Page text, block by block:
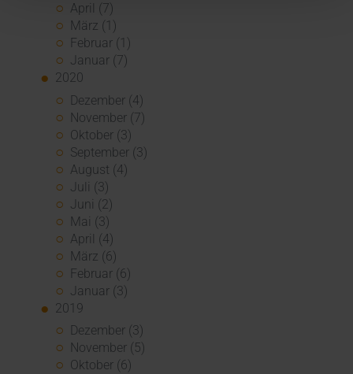
April (7)
März (1)
Februar (1)
Januar (7)
2020
Dezember (4)
November (7)
Oktober (3)
September (3)
August (4)
Juli (3)
Juni (2)
Mai (3)
April (4)
März (6)
Februar (6)
Januar (3)
2019
Dezember (3)
November (5)
Oktober (6)